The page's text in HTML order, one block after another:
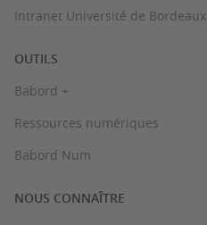
Intranet Université de Bordeaux
OUTILS
Babord +
Ressources numériques
Babord Num
NOUS CONNAÎTRE